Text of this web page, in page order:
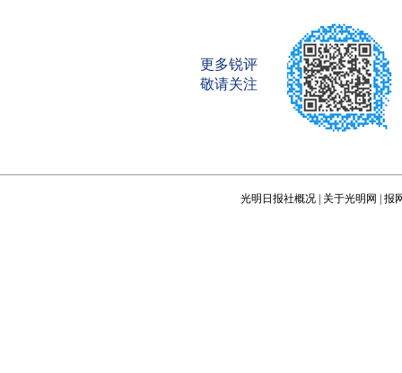
更多锐评
敬请关注
光明日报社概况 关于光明网 报